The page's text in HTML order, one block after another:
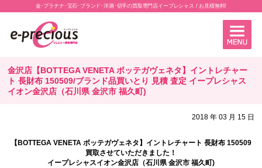
金･プラチナ･宝石･ブランド･洋酒･切手の買取専門店イープレシャス / お見積無料!
金沢店【BOTTEGA VENETA ボッテガヴェネタ】イントレチャー
ト 長財布 150509/ブランド品買いとり 見積 査定 イープレシャス
イオン金沢店（石川県 金沢市 福久町)
2018 年 03 月 15 日
【BOTTEGA VENETA ボッテガヴェネタ】イントレチャート 長財布 150509
買取させていただきました！
イープレシャスイオン金沢店（石川県 金沢市 福久町)